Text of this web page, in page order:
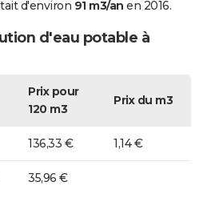
d'environ 91 m3/an en 2016.
d'eau potable à
Prix pour
120 m3
Prix du m3
136,33 € 1,14 €
35,96 €